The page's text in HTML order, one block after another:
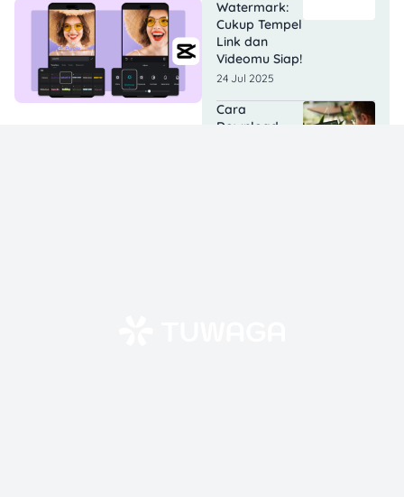
Watermark:
Cukup Tempel
Link dan
Videomu Siap!
24 Jul 2025
Cara
Download